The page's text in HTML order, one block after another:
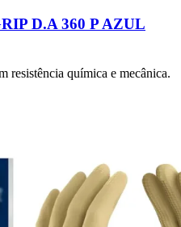
D.A 360 P AZUL
química e mecânica.